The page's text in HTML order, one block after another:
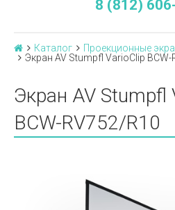
8 (812)
Каталог Проекционные
Экран AV Stumpfl VarioClip BCW-
Экран AV Stumpfl
BCW-RV752/R10